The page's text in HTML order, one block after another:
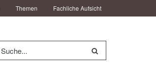
Themen Fachliche Aufsicht